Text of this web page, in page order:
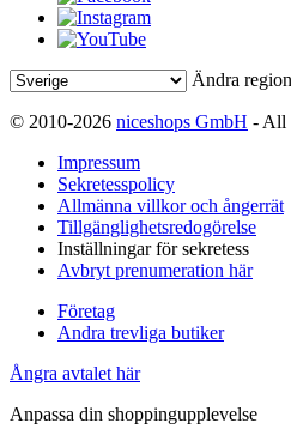
Ändra
© 2010-2026 niceshops GmbH - All
Impressum
Sekretesspolicy
Allmänna villkor och ångerrät
Tillgänglighetsredogörelse
Inställningar för sekretess
Avbryt prenumeration här
Företag
Andra trevliga butiker
Ångra avtalet här
Anpassa din shoppingupplevelse